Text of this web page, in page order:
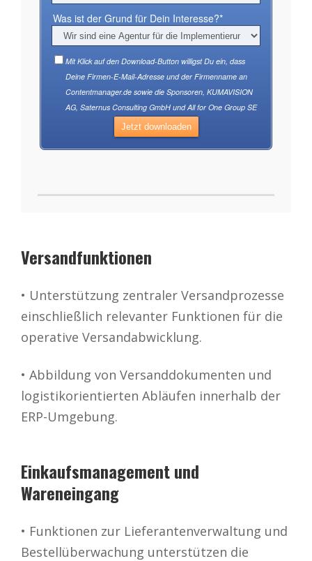
Versandfunktionen
• Unterstützung zentraler Versandprozesse
einschließlich relevanter Funktionen für die
operative Versandabwicklung.
• Abbildung von Versanddokumenten und
logistikorientierten Abläufen innerhalb der
ERP-Umgebung.
Einkaufsmanagement und
Wareneingang
• Funktionen zur Lieferantenverwaltung und
Bestellüberwachung unterstützen die